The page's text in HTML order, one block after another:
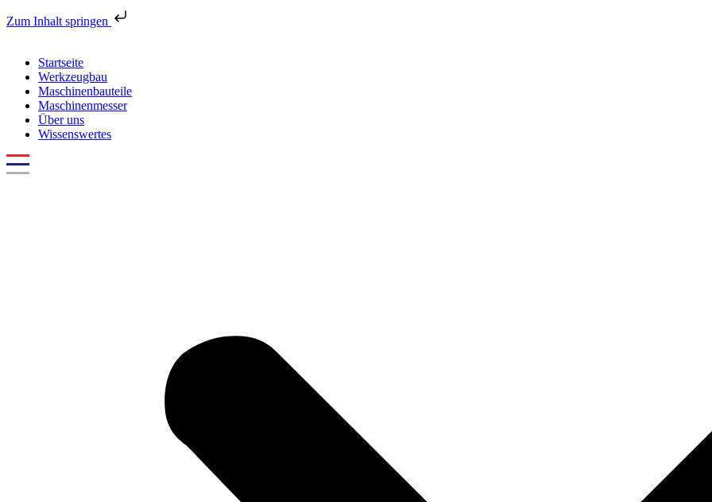
Zum Inhalt springen
Startseite
Werkzeugbau
Maschinenbauteile
Maschinenmesser
Über uns
Wissenswertes